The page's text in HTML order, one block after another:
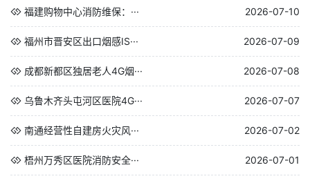
福建购物中心消防维保：··· 2026-07-10
福州市晋安区出口烟感IS··· 2026-07-09
成都新都区独居老人4G烟··· 2026-07-08
乌鲁木齐头屯河区医院4G··· 2026-07-07
南通经营性自建房火灾风··· 2026-07-02
梧州万秀区医院消防安全··· 2026-07-01